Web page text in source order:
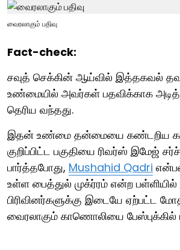
வைரலாகும் பதிவு
Fact-check:
சவுத் செக்கின் ஆய்வில் இத்தகவல்
உண்மையில் அவர்கள் பதவிக்காக
தெரிய வந்தது.
இதன் உண்மை தன்மையை கண்டறிய
குறிப்பிட்ட பகுதியை ரிவர்ஸ் இமேஜ்
பார்த்தபோது, Mushahid Qadri
உள்ள பைத்துல் முக்ர்ரம் என்ற பள்ளியில்
பிரிவினர்களுக்கு இடையே ஏற்பட்ட
வைரலாகும் காணொலியை பேஸ்புக்கில்